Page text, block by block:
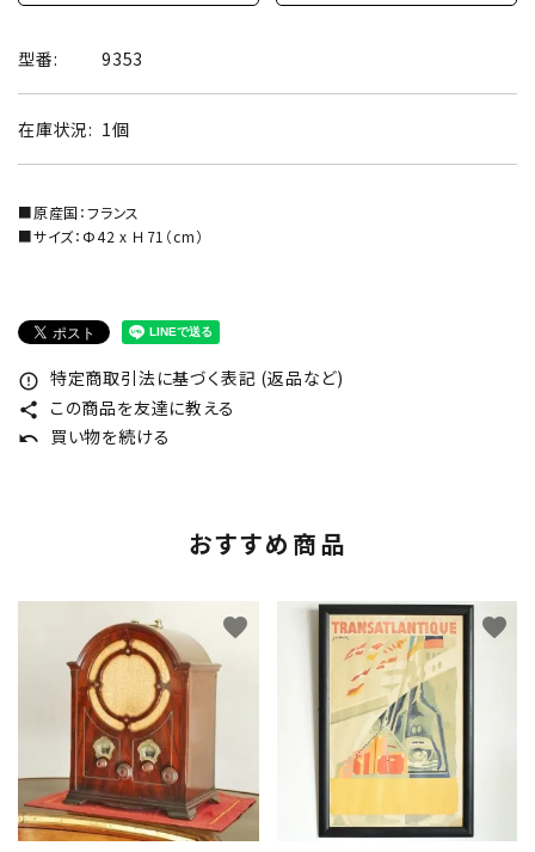
型番: 9353
在庫状況: 1個
■原産国：フランス
■サイズ：Ф42 x Ｈ71（cm）
error_outline 特定商取引法に基づく表記 (返品など)
share この商品を友達に教える
undo 買い物を続ける
おすすめ商品
favorite favorite